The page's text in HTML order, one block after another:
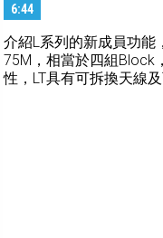
6:44
介紹L系列的新成員功能
75M，相當於四組Block
性，LT具有可拆換天線